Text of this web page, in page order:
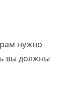
нужно
вы должны